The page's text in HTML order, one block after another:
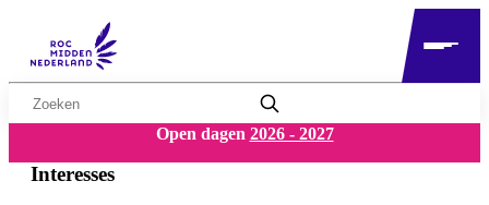
Zoekwoord
Open dagen 2026 - 2027
Interesses